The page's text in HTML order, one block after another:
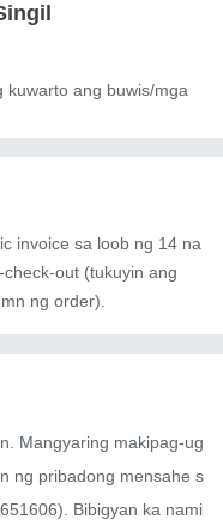
kuwarto ang buwis/mga
invoice sa loob ng 14 na
out (tukuyin ang
ng order).
Mangyaring makipag-ug
ng pribadong mensahe s
Bibigyan ka nami